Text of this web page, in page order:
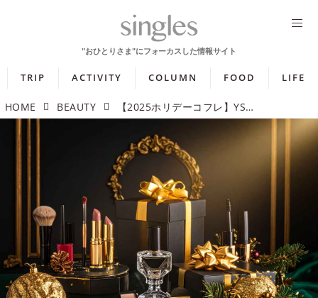
TRIP ACTIVITY COLUMN FOOD LIFE
HOME BEAUTY 【2025ホリデーコフレ】YSLからシャネルまで！ 編集部が選ぶ注目コスメ5選